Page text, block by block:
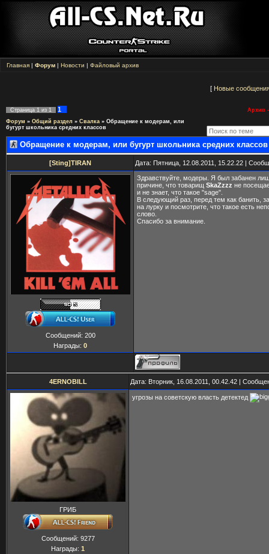
Главная | Форум | Новости | Файловый архив
[ Новые
Страница 1 из 1 1
Архив -
Форум » Общий раздел » Свалка » Обращение к модерам, или
бугурт школьника средних классов
Обращение к модерам, или бугурт школьника средних классов
[Sting]TIRAN Дата: Пятница, 12.08.2011, 15.22.22 |
Сообщений: 200
Награды: 0
Здравствуйте, модеры. Я был забанен
причине, что товарищ SkaZzzz не
и не знает, что такое "sage".
В следующий раз, перед тем как банить,
на лурку и посмотрите, что такое есть
слово.
Спасибо за внимание.
4ERNOBILL Дата: Вторник, 16.08.2011, 00.42.42 |
ГРИБ
Сообщений: 9277
Награды: 1
угрозы на советскую власть детектед